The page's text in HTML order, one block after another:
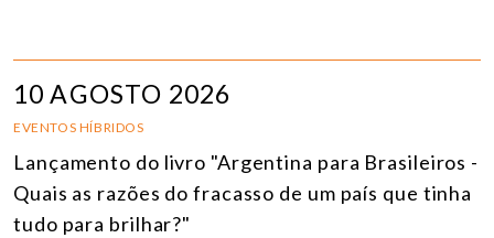
10 AGOSTO 2026
EVENTOS HÍBRIDOS
Lançamento do livro "Argentina para Brasileiros -
Quais as razões do fracasso de um país que tinha
tudo para brilhar?"